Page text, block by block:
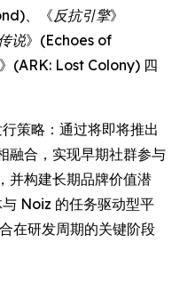
)、《反抗引擎》
说》(Echoes of
》(ARK: Lost Colony) 四
策略：通过将即将推出
融合，实现早期社群参与
并构建长期品牌价值潜
Noiz 的任务驱动型平
在研发周期的关键阶段